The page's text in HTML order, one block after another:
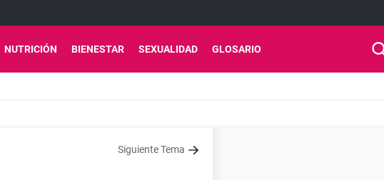
NUTRICIÓN BIENESTAR SEXUALIDAD GLOSARIO
Siguiente Tema